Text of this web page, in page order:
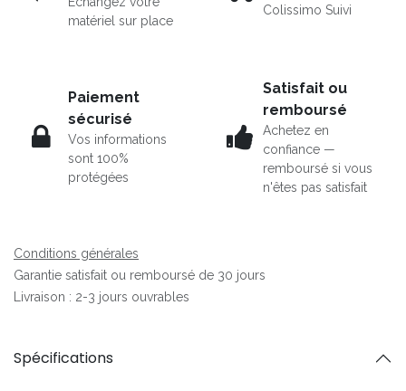
matériel sur place
Colissimo Suivi
Paiement
sécurisé
Vos informations
sont 100%
protégées
Satisfait ou
remboursé
Achetez en
confiance —
remboursé si vous
n'êtes pas satisfait
Conditions générales
Garantie satisfait ou remboursé de 30 jours
Livraison : 2-3 jours ouvrables
Spécifications